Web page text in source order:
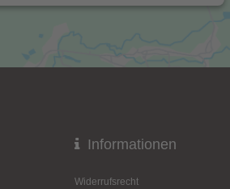
Informationen
Widerrufsrecht